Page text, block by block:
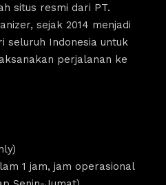
situs resmi dari PT.
sejak 2014 menjadi
seluruh Indonesia untuk
perjalanan ke
1 jam, jam operasional